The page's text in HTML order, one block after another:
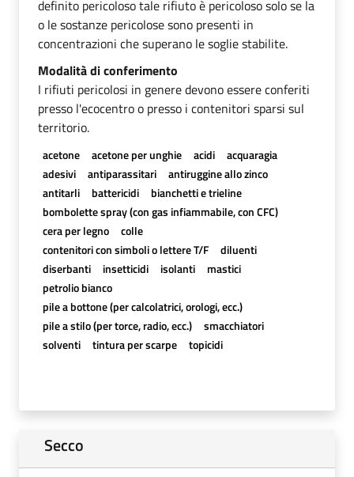
definito pericoloso tale rifiuto è pericoloso solo se la
o le sostanze pericolose sono presenti in
concentrazioni che superano le soglie stabilite.
Modalità di conferimento
I rifiuti pericolosi in genere devono essere conferiti
presso l'ecocentro o presso i contenitori sparsi sul
territorio.
acetone acetone per unghie acidi
acquaragia
adesivi
antiparassitari
antiruggine allo zinco
antitarli
battericidi
bianchetti e trieline
bombolette spray (con gas infiammabile, con CFC)
cera per legno
colle
contenitori con simboli o lettere T/F
diluenti
diserbanti
insetticidi isolanti
mastici
petrolio bianco
pile a bottone (per calcolatrici, orologi, ecc.)
pile a stilo (per torce, radio, ecc.)
smacchiatori
solventi
tintura per scarpe topicidi
Secco